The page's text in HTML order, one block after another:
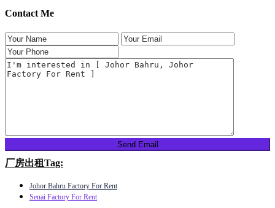
Contact Me
厂房出租Tag:
Johor Bahru Factory For Rent
Senai Factory For Rent